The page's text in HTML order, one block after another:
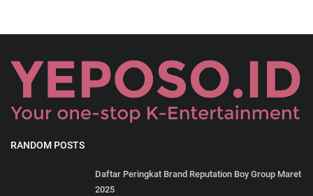
RANDOM POSTS
Daftar Peringkat Brand Reputation Boy Group Maret
2025